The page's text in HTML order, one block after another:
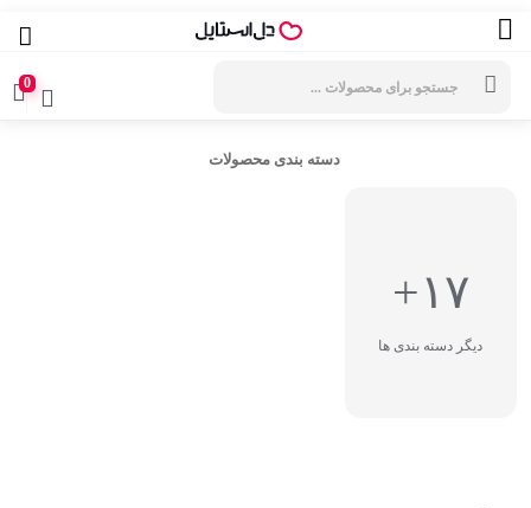
0
دسته بندی محصولات
۱۷+
دیگر دسته بندی ها